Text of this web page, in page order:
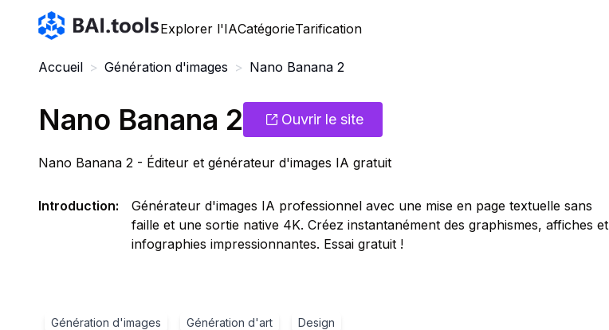
Bai.tools
Explorer l'IACatégorieTarification
Accueil > Génération d'images > Nano Banana 2
Nano Banana 2 Ouvrir le site
Nano Banana 2 - Éditeur et générateur d'images IA gratuit
Introduction:
Générateur d'images IA professionnel avec une mise en page textuelle sans
faille et une sortie native 4K. Créez instantanément des graphismes, affiches et
infographies impressionnantes. Essai gratuit !
Génération d'images Génération d'art Design